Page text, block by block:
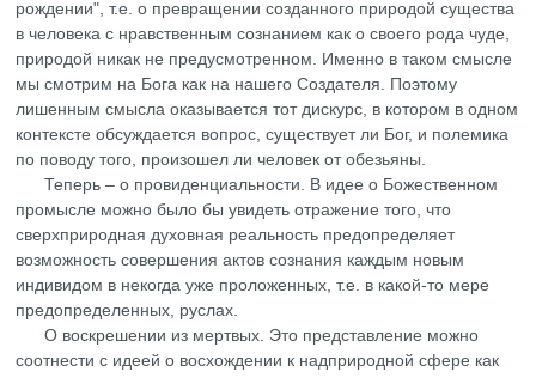
рождении", т.е. о превращении созданного природой существа
в человека с нравственным сознанием как о своего рода чуде,
природой никак не предусмотренном. Именно в таком смысле
мы смотрим на Бога как на нашего Создателя. Поэтому
лишенным смысла оказывается тот дискурс, в котором в одном
контексте обсуждается вопрос, существует ли Бог, и полемика
по поводу того, произошел ли человек от обезьяны.
Теперь – о провиденциальности. В идее о Божественном
промысле можно было бы увидеть отражение того, что
сверхприродная духовная реальность предопределяет
возможность совершения актов сознания каждым новым
индивидом в некогда уже проложенных, т.е. в какой-то мере
предопределенных, руслах.
О воскрешении из мертвых. Это представление можно
соотнести с идеей о восхождении к надприродной сфере как